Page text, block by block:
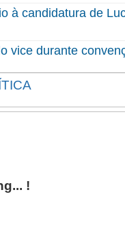
à candidatura de
vice durante
!